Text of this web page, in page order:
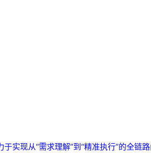
实现从“需求理解”到“精准执行”的全链